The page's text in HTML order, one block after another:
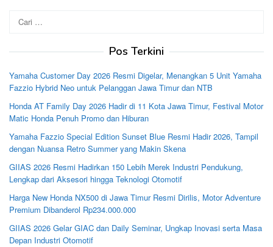
untuk:
Pos Terkini
Yamaha Customer Day 2026 Resmi Digelar, Menangkan 5 Unit Yamaha
Fazzio Hybrid Neo untuk Pelanggan Jawa Timur dan NTB
Honda AT Family Day 2026 Hadir di 11 Kota Jawa Timur, Festival Motor
Matic Honda Penuh Promo dan Hiburan
Yamaha Fazzio Special Edition Sunset Blue Resmi Hadir 2026, Tampil
dengan Nuansa Retro Summer yang Makin Skena
GIIAS 2026 Resmi Hadirkan 150 Lebih Merek Industri Pendukung,
Lengkap dari Aksesori hingga Teknologi Otomotif
Harga New Honda NX500 di Jawa Timur Resmi Dirilis, Motor Adventure
Premium Dibanderol Rp234.000.000
GIIAS 2026 Gelar GIAC dan Daily Seminar, Ungkap Inovasi serta Masa
Depan Industri Otomotif